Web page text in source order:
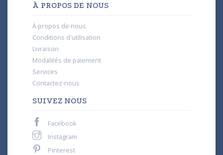
À PROPOS DE NOUS
À propos de nous
Conditions d'utilisation
Livraison
Modalités de paiement
Services
Contactez-nous
SUIVEZ NOUS
Facebook
Instagram
Pinterest